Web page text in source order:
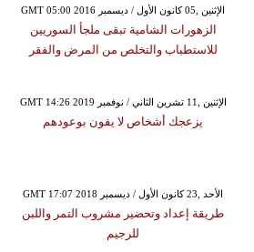
GMT 05:00 2016 الإثنين ,05 كانون الأول / ديسمبر
الزهورات الشامية تبقى ملجأ السوريين
للاستطباب والتخلص من المرض والفقر
GMT 14:26 2019 الإثنين ,11 تشرين الثاني / نوفمبر
يزعجك أشخاص لا يفون بوعودهم
GMT 17:07 2018 الأحد ,23 كانون الأول / ديسمبر
طريقة إعداد وتحضير مشروب التمر واللبن
للرجيم